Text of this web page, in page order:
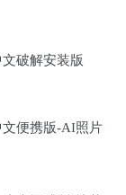
文破解安装版
文便携版-AI照片